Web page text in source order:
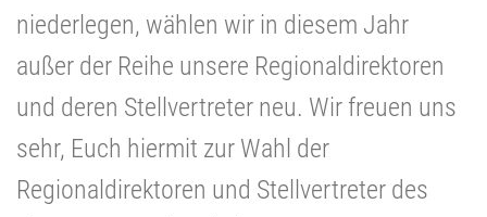
niederlegen, wählen wir in diesem Jahr
außer der Reihe unsere Regionaldirektoren
und deren Stellvertreter neu. Wir freuen uns
sehr, Euch hiermit zur Wahl der
Regionaldirektoren und Stellvertreter des